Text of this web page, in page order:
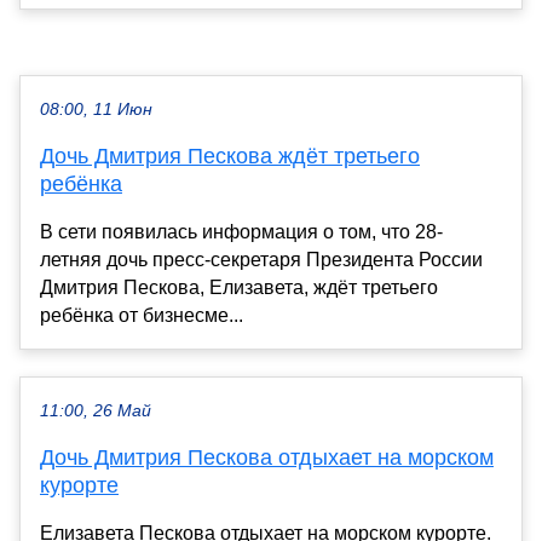
08:00, 11 Июн
Дочь Дмитрия Пескова ждёт третьего
ребёнка
В сети появилась информация о том, что 28-
летняя дочь пресс-секретаря Президента России
Дмитрия Пескова, Елизавета, ждёт третьего
ребёнка от бизнесме...
11:00, 26 Май
Дочь Дмитрия Пескова отдыхает на морском
курорте
Елизавета Пескова отдыхает на морском курорте.